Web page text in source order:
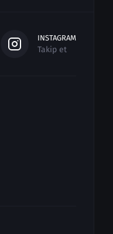
INSTAGRAM
Takip et